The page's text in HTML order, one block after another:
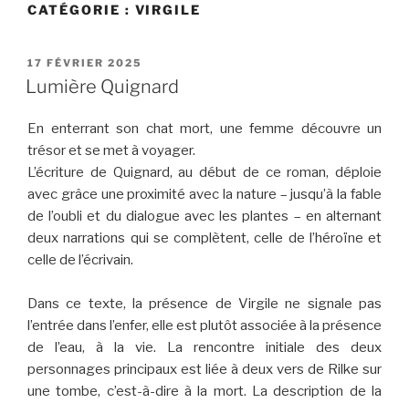
CATÉGORIE : VIRGILE
PUBLIÉ
LE
17 FÉVRIER 2025
Lumière Quignard
En enterrant son chat mort, une femme découvre un
trésor et se met à voyager.
L’écriture de Quignard, au début de ce roman, déploie
avec grâce une proximité avec la nature – jusqu’à la fable
de l’oubli et du dialogue avec les plantes – en alternant
deux narrations qui se complètent, celle de l’héroïne et
celle de l’écrivain.
Dans ce texte, la présence de Virgile ne signale pas
l’entrée dans l’enfer, elle est plutôt associée à la présence
de l’eau, à la vie. La rencontre initiale des deux
personnages principaux est liée à deux vers de Rilke sur
une tombe, c’est-à-dire à la mort. La description de la